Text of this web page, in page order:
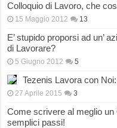
Colloquio di Lavoro, che
15 Maggio 2012 13
E’ stupido proporsi ad un’
di Lavorare?
5 Giugno 2012 5
Tezenis Lavora con
27 Aprile 2015 3
Come scrivere al meglio
semplici passi!